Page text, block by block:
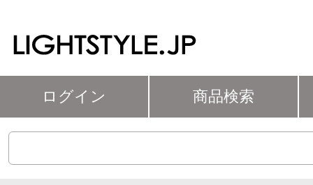
ログイン 商品検索